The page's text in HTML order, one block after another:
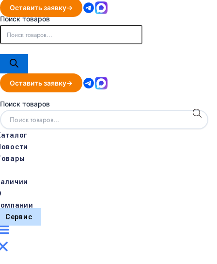
Оставить заявку
Поиск товаров
Оставить заявку
Поиск товаров
Сервис